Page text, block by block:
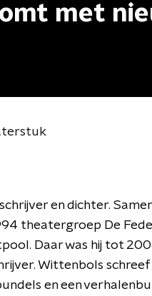
met
en dichter.
theatergroep De
Daar was hij tot
Wittenbols schreef
en een